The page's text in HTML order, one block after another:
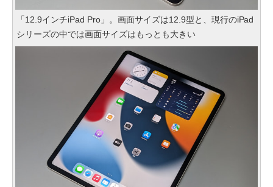
「12.9インチiPad Pro」。画面サイズは12.9型と、現行のiPad
シリーズの中では画面サイズはもっとも大きい